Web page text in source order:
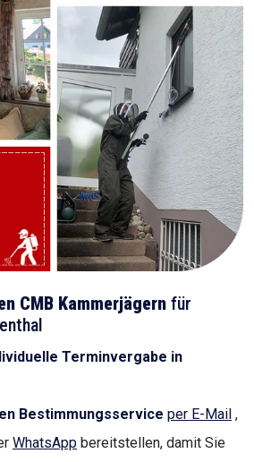
CMB Kammerjägern für
Terminvergabe in
Bestimmungsservice per E-Mail ,
WhatsApp bereitstellen, damit Sie